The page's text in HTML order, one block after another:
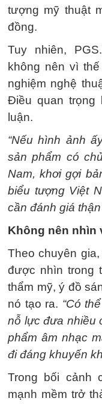
tượng mỹ thuật
đồng.
Tuy nhiên,
không nên vì
nghiệm nghệ
Điều quan trọng
luận.
“Nếu hình ảnh
sản phẩm có
Nam, khơi gợi
biểu tượng Việt
cần đánh giá thận
Không nên nhìn
Theo chuyên
được nhìn trong
thẩm mỹ, ý đồ
nó tạo ra. “Có
nỗ lực đưa nhiều
phẩm âm nhạc
đi đáng khuyến
Trong bối cảnh
mạnh mềm trở